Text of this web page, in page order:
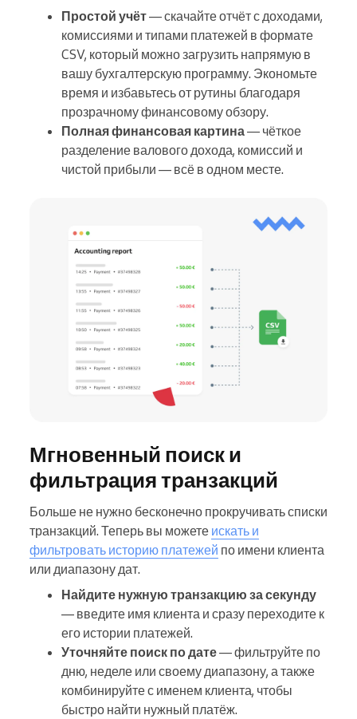
Простой учёт— скачайте отчёт с доходами,
комиссиями и типами платежей в формате
CSV, который можно загрузить напрямую в
вашу бухгалтерскую программу. Экономьте
время и избавьтесь от рутины благодаря
прозрачному финансовому обзору.
Полная финансовая картина— чёткое
разделение валового дохода, комиссий и
чистой прибыли — всё в одном месте.
Мгновенный поиск и
фильтрация транзакций
Больше не нужно бесконечно прокручивать списки
транзакций. Теперь вы можете искать и
фильтровать историю платежей по имени клиента
или диапазону дат.
Найдите нужную транзакцию за секунду
— введите имя клиента и сразу переходите к
его истории платежей.
Уточняйте поиск по дате— фильтруйте по
дню, неделе или своему диапазону, а также
комбинируйте с именем клиента, чтобы
быстро найти нужный платёж.